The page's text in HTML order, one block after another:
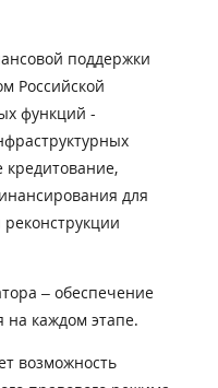
поддержки
Российской
функций -
кредитование,
для
– обеспечение
на каждом этапе.
возможность